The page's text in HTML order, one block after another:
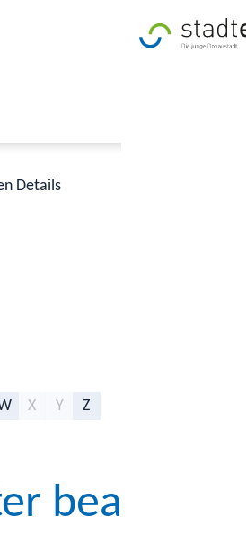
Details
X Y Z
beantragen